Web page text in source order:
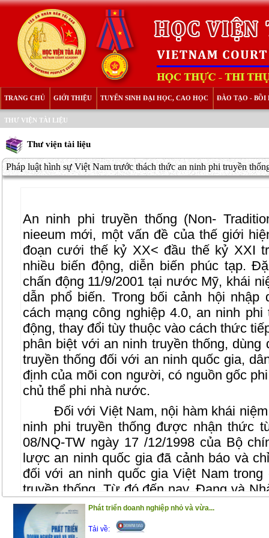
TRANG CHỦ GIỚI THIỆU TUYỂN SINH ĐẠI HỌC, CAO HỌC ĐÀO TẠO - BỒI
THƯ VIỆN TÀI LIỆU
Thư viện tài liệu
Pháp luật hình sự Việt Nam trước thách thức an ninh phi truyền
An ninh phi truyền thống (Non-
nieeum mới, một vấn đề của thế giới
đoạn cưới thế kỷ XX< đầu thế kỷ XXI
nhiều biến động, diễn biến phúc tạp.
chấn động 11/9/2001 tại nước Mỹ, khái
dẫn phổ biến. Trong bối cảnh hội nhập
cách mạng công nghiệp 4.0, an ninh
động, thay đổi tùy thuộc vào cách thức
phân biệt với an ninh truyền thống,
truyền thống đối với an ninh quốc gia,
định của mõi con người, có nguồn gốc
chủ thể phi nhà nước.
Đối với Việt Nam, nội hàm khái
ninh phi truyền thống được nhận thức
08/NQ-TW ngày 17 /12/1998 của Bộ
lược an ninh quốc gia đã cảnh báo và
đối với an ninh quốc gia Việt Nam
truyền thống. Từ đó đến nay, Đang và
từng bước đề ra những chủ trương, đối
an ninh phi truyền thống và gắn các chủ
Phát triển doanh nghiệp nhỏ và vừa...
Tải về: